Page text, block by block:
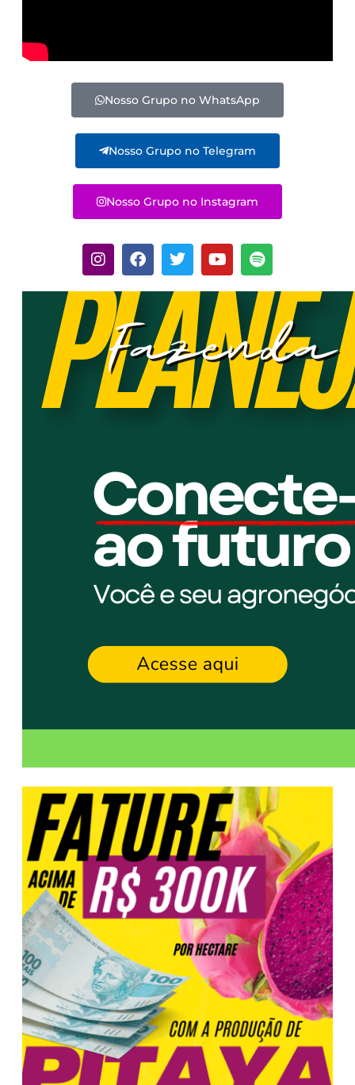
Nosso Grupo no WhatsApp
Nosso Grupo no Telegram
Nosso Grupo no Instagram